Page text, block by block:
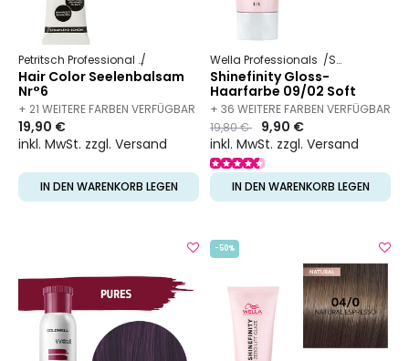
Petritsch Professional
Hair Color Seelenbalsam
Nr°6
+ 21 WEITERE FARBEN VERFÜGBAR
19,90 €
inkl. MwSt. zzgl. Versand
IN DEN WARENKORB LEGEN
Wella Professionals Shinefinity
Shinefinity Gloss-
Haarfarbe 09/02 Soft
Sage
+ 36 WEITERE FARBEN VERFÜGBAR
Preis
19,80 €to 9,90 €
inkl. MwSt. zzgl. Versand
IN DEN WARENKORB LEGEN
-50%